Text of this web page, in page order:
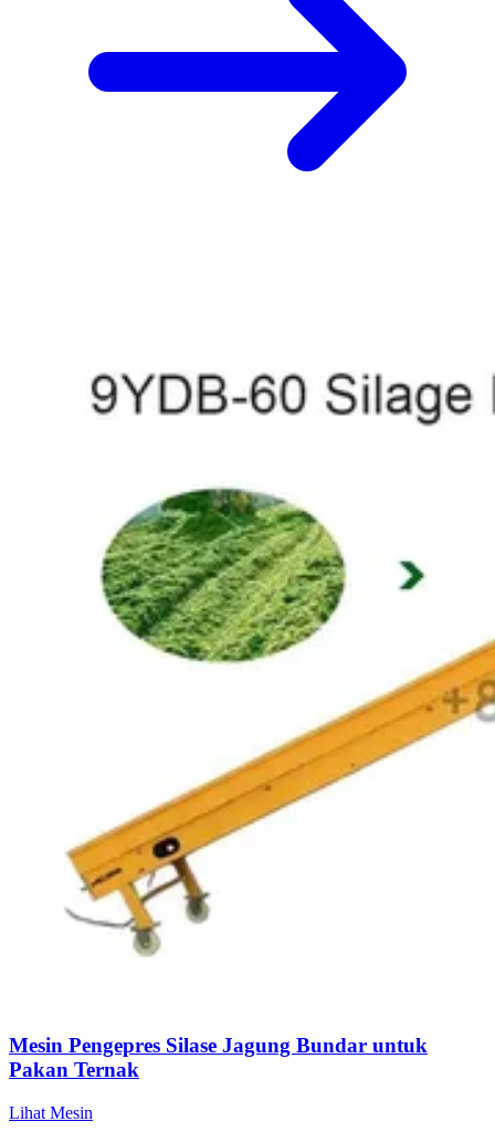
Mesin Pengepres Silase Jagung Bundar untuk
Pakan Ternak
Lihat Mesin